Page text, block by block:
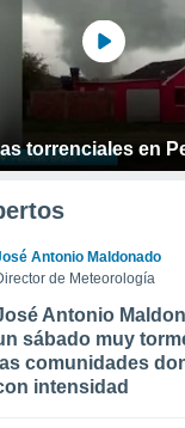
torrenciales en
Antonio Maldonado
de Meteorología
Antonio
sábado muy
las comunidades
intensidad